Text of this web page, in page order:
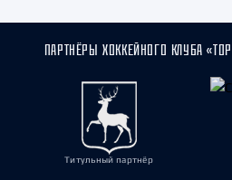
ПАРТНЁРЫ ХОККЕЙНОГО КЛУБА
Титульный партнёр